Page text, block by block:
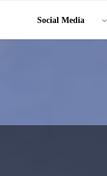
Social Media